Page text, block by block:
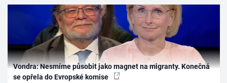
Vondra: Nesmíme působit jako magnet na migranty. Konečná
se opřela do Evropské komise